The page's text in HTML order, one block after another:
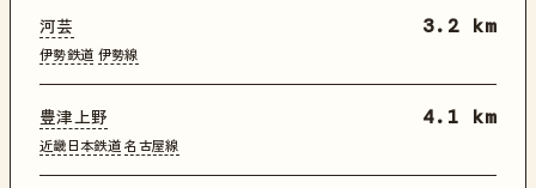
河芸
伊勢鉄道 伊勢線
3.2 km
豊津上野
近畿日本鉄道 名古屋線
4.1 km